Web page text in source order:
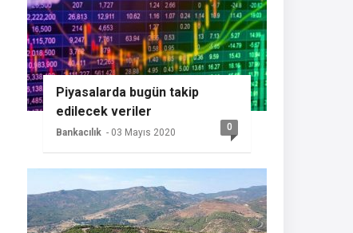
Piyasalarda bugün takip
edilecek veriler
Bankacılık - 03 Mayıs 2020 0